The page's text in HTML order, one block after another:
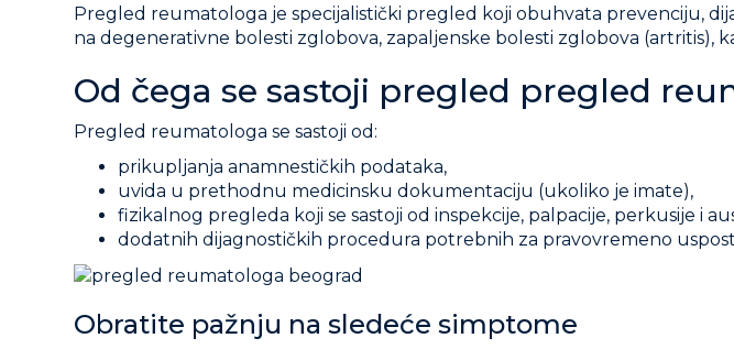
Pregled reumatologa je specijalistički pregled koji obuhvata prevenciju,
na degenerativne bolesti zglobova, zapaljenske bolesti zglobova (artritis),
Od čega se sastoji pregled pregled
Pregled reumatologa se sastoji od:
prikupljanja anamnestičkih podataka,
uvida u prethodnu medicinsku dokumentaciju (ukoliko je imate),
fizikalnog pregleda koji se sastoji od inspekcije, palpacije, perkusije i
dodatnih dijagnostičkih procedura potrebnih za pravovremeno
Obratite pažnju na sledeće simptome